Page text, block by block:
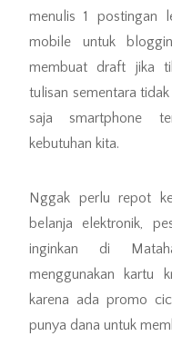
menulis 1 postingan
mobile untuk
membuat draft jika
tulisan sementara
saja smartphone
kebutuhan kita.
Nggak perlu repot
belanja elektronik,
inginkan di
menggunakan kartu
karena ada promo
punya dana untuk